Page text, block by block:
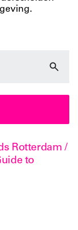
Rotterdam /
to